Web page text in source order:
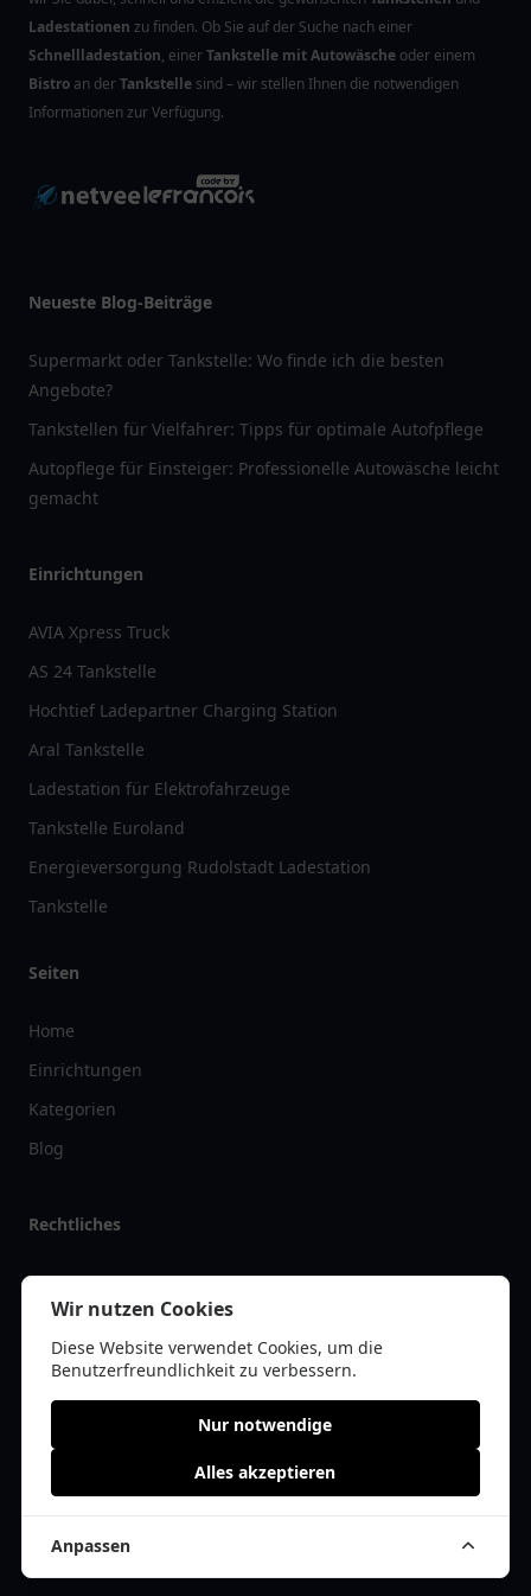
Ladestationen zu finden. Ob Sie auf der Suche nach einer
Schnellladestation, einerTankstelle mit Autowäsche oder einem
Bistro an derTankstelle sind – wir stellen Ihnen die notwendigen
Informationen zur Verfügung.
Neueste Blog-Beiträge
Supermarkt oder Tankstelle: Wo finde ich die besten
Angebote?
Tankstellen für Vielfahrer: Tipps für optimale Autofpflege
Autopflege für Einsteiger: Professionelle Autowäsche leicht
gemacht
Einrichtungen
AVIA Xpress Truck
AS 24 Tankstelle
Hochtief Ladepartner Charging Station
Aral Tankstelle
Ladestation für Elektrofahrzeuge
Tankstelle Euroland
Energieversorgung Rudolstadt Ladestation
Tankstelle
Seiten
Home
Einrichtungen
Kategorien
Blog
Rechtliches
Impressum
Datenschutz
Kontakt
© 2026 tanklist.de | Alle Rechte vorbehalten | * =Affiliate-Links /
Cookie Einwilligung anpassen
Wir nutzen Cookies
Diese Website verwendet Cookies, um die
Benutzerfreundlichkeit zu verbessern.
Nur notwendige
Alles akzeptieren
Anpassen